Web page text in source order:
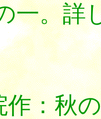
一。詳
：秋